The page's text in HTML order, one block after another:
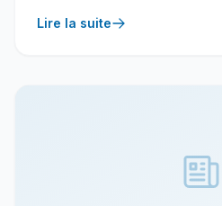
Lire la suite